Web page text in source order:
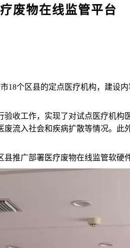
废物在线监管平台
18个区县的定点医疗机构， 建设
验收工作， 实现了对试点医疗机构
流入社会和疾病扩散等情况。
县推广部署医疗废物在线监管软硬